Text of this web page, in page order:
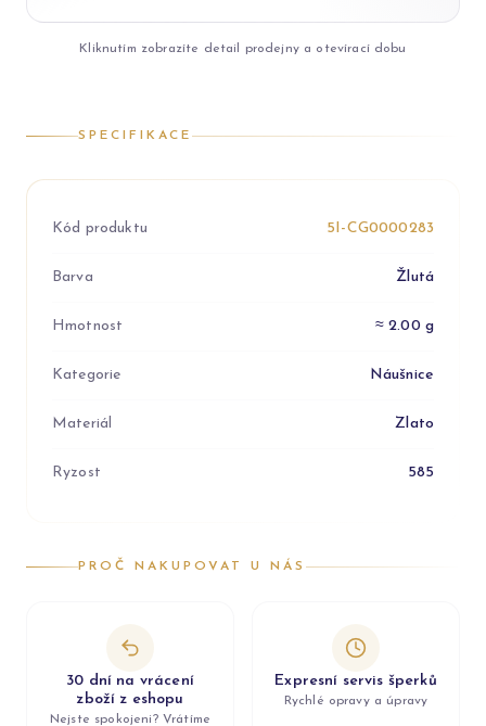
Kliknutím zobrazíte detail prodejny a otevírací dobu
SPECIFIKACE
Kód produktu 5I-CG0000283
Barva Žlutá
Hmotnost ≈ 2.00 g
Kategorie Náušnice
Materiál Zlato
Ryzost 585
PROČ NAKUPOVAT U NÁS
30 dní na vrácení
zboží z eshopu
Nejste spokojeni? Vrátíme
Expresní servis šperků
Rychlé opravy a úpravy